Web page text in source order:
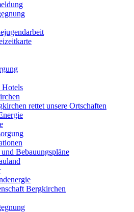
Hotels
rettet unsere Ortschaften
Bebauungspläne
Bergkirchen